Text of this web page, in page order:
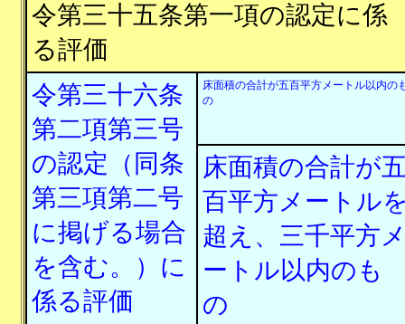
令第三十五条第一項の認定に係
る評価
令第三十六条
第二項第三号
の認定（同条
第三項第二号
に掲げる場合
を含む。）に
係る評価
床面積の合計が五百平方メートル以内の
の
床面積の合計が
百平方メートル
超え、三千平方
ートル以内のも
の